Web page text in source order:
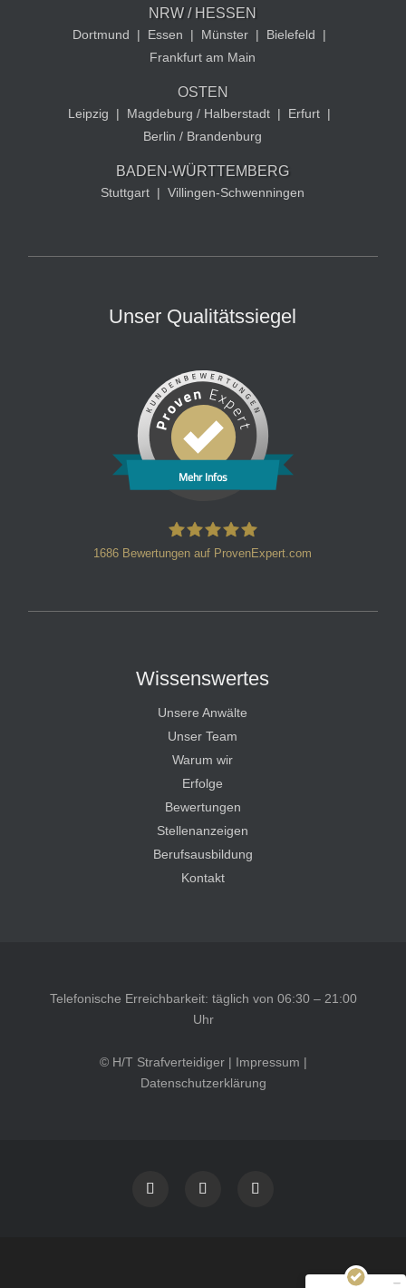
NRW / HESSEN
Dortmund | Essen | Münster | Bielefeld
|
Frankfurt am Main
OSTEN
Leipzig | Magdeburg / Halberstadt | Erfurt |
Berlin / Brandenburg
BADEN-WÜRTTEMBERG
Stuttgart | Villingen-Schwenningen
Unser Qualitätssiegel
Mehr Infos
1686 Bewertungen auf ProvenExpert.com
Wissenswertes
Unsere Anwälte
Unser Team
Warum wir
Erfolge
Bewertungen
Stellenanzeigen
Berufsausbildung
Kontakt
Telefonische Erreichbarkeit: täglich von 06:30 – 21:00
Uhr
© H/T Strafverteidiger | Impressum |
Datenschutzerklärung